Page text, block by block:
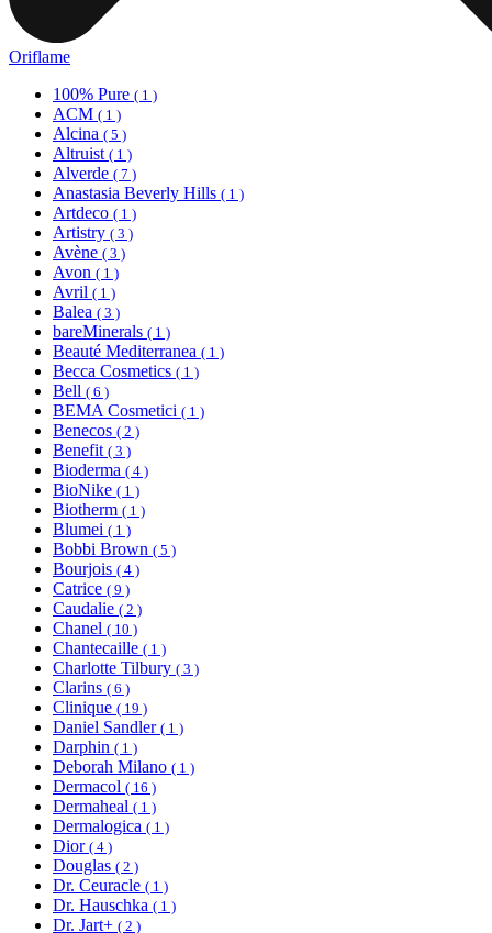
Oriflame
100% Pure ( 1 )
ACM ( 1 )
Alcina ( 5 )
Altruist ( 1 )
Alverde ( 7 )
Anastasia Beverly Hills ( 1 )
Artdeco ( 1 )
Artistry ( 3 )
Avène ( 3 )
Avon ( 1 )
Avril ( 1 )
Balea ( 3 )
bareMinerals ( 1 )
Beauté Mediterranea ( 1 )
Becca Cosmetics ( 1 )
Bell ( 6 )
BEMA Cosmetici ( 1 )
Benecos ( 2 )
Benefit ( 3 )
Bioderma ( 4 )
BioNike ( 1 )
Biotherm ( 1 )
Blumei ( 1 )
Bobbi Brown ( 5 )
Bourjois ( 4 )
Catrice ( 9 )
Caudalie ( 2 )
Chanel ( 10 )
Chantecaille ( 1 )
Charlotte Tilbury ( 3 )
Clarins ( 6 )
Clinique ( 19 )
Daniel Sandler ( 1 )
Darphin ( 1 )
Deborah Milano ( 1 )
Dermacol ( 16 )
Dermaheal ( 1 )
Dermalogica ( 1 )
Dior ( 4 )
Douglas ( 2 )
Dr. Ceuracle ( 1 )
Dr. Hauschka ( 1 )
Dr. Jart+ ( 2 )